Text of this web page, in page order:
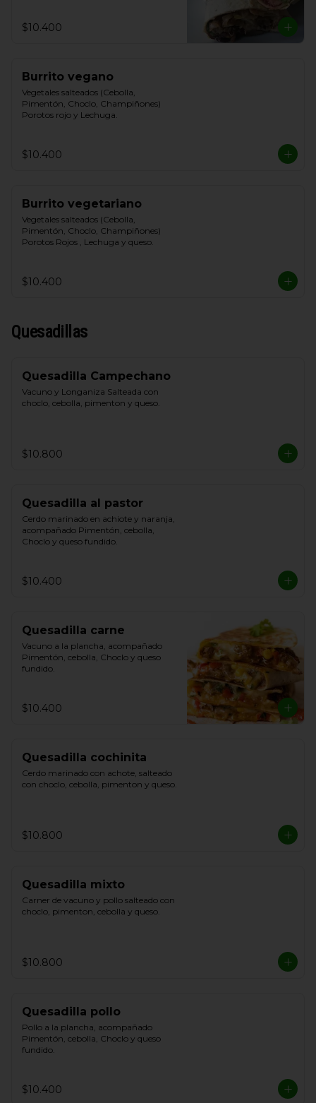
$10.400
Burrito vegano
Vegetales salteados (Cebolla,
Pimentón, Choclo, Champiñones)
Porotos rojo y Lechuga.
$10.400
Burrito vegetariano
Vegetales salteados (Cebolla,
Pimentón, Choclo, Champiñones)
Porotos Rojos , Lechuga y queso.
$10.400
Quesadillas
Quesadilla Campechano
Vacuno y Longaniza Salteada con
choclo, cebolla, pimenton y queso.
$10.800
Quesadilla al pastor
Cerdo marinado en achiote y naranja,
acompañado Pimentón, cebolla,
Choclo y queso fundido.
$10.400
Quesadilla carne
Vacuno a la plancha, acompañado
Pimentón, cebolla, Choclo y queso
fundido.
$10.400
Quesadilla cochinita
Cerdo marinado con achote, salteado
con choclo, cebolla, pimenton y queso.
$10.800
Quesadilla mixto
Carner de vacuno y pollo salteado con
choclo, pimenton, cebolla y queso.
$10.800
Quesadilla pollo
Pollo a la plancha, acompañado
Pimentón, cebolla, Choclo y queso
fundido.
$10.400